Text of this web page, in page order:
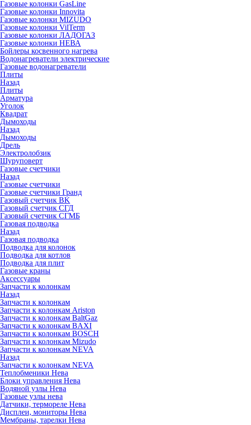
Газовые колонки GasLine
Газовые колонки Innovita
Газовые колонки MIZUDO
Газовые колонки VilTerm
Газовые колонки ЛАДОГАЗ
Газовые колонки НЕВА
Бойлеры косвенного нагрева
Водонагреватели электрические
Газовые водонагреватели
Плиты
Назад
Плиты
Арматура
Уголок
Квадрат
Дымоходы
Назад
Дымоходы
Дрель
Электролобзик
Шуруповерт
Газовые счетчики
Назад
Газовые счетчики
Газовые счетчики Гранд
Газовый счетчик BK
Газовый счетчик СГД
Газовый счетчик СГМБ
Газовая подводка
Назад
Газовая подводка
Подводка для колонок
Подводка для котлов
Подводка для плит
Газовые краны
Аксессуары
Запчасти к колонкам
Назад
Запчасти к колонкам
Запчасти к колонкам Ariston
Запчасти к колонкам BaltGaz
Запчасти к колонкам BAXI
Запчасти к колонкам BOSCH
Запчасти к колонкам Mizudo
Запчасти к колонкам NEVA
Назад
Запчасти к колонкам NEVA
Теплобменики Нева
Блоки управления Нева
Водяной узлы Нева
Газовые узлы нева
Датчики, термореле Нева
Дисплеи, мониторы Нева
Мембраны, тарелки Нева